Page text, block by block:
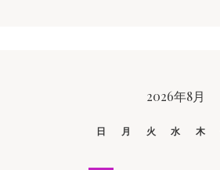
2026年8月
日 月 火 水 木